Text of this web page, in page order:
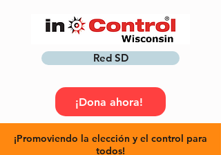
¡Promoviendo la elección y el control para
todos!
¡Dona ahora!
Red SD